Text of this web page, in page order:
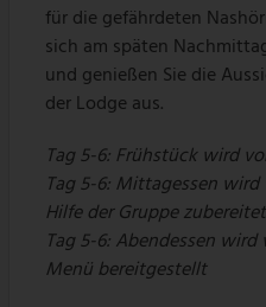
für die gefährdeten
sich am späten
und genießen Sie die
der Lodge aus.
Tag 5-6: Frühstück wird
Tag 5-6: Mittagessen
Hilfe der Gruppe zubereitet
Tag 5-6: Abendessen
Menü bereitgestellt